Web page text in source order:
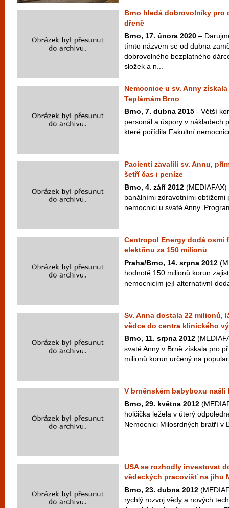
Brno hledá dobrovolníky pro
dřeně
Brno, 17. února 2020 –
tímto názvem se od dubna
dobrovolného bezplatného
složek a n...
Nemocnice u sv. Anny
Teplárnám Brno
Brno, 7. dubna 2015 - Větší
personál a úspory v nákladech
které pořídila Fakultní
Pacienti zavalili sv. Annu,
šetří čas i peníze
Brno, 4. září 2012
banálními zdravotními obtížemi
nemocnici u svaté Anny.
Centropol Energy dodá osmi
elektřinu za 150 milionů
Praha/Brno, 14. srpna 2012
hodnotě 150 milionů korun
nemocnicím její alternativní
Sv. Anna dostala 22 milionů,
vědce do centra klinického
Brno, 11. srpna 2012
svaté Anny v Brně získala pro
milionů korun určený na
V brněnském babyboxu našli
Brno, 29. května 2012
holčička ležela v úterý
Nemocnici Milosrdných bratří v
USA se rozhodly investovat
vědeckých pracovišť na jihu
Brno, 23. dubna 2012
rychlý rozvoj vědy a nových